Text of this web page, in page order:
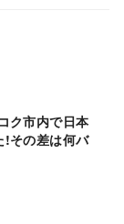
ク市内で日本
!その差は何バ